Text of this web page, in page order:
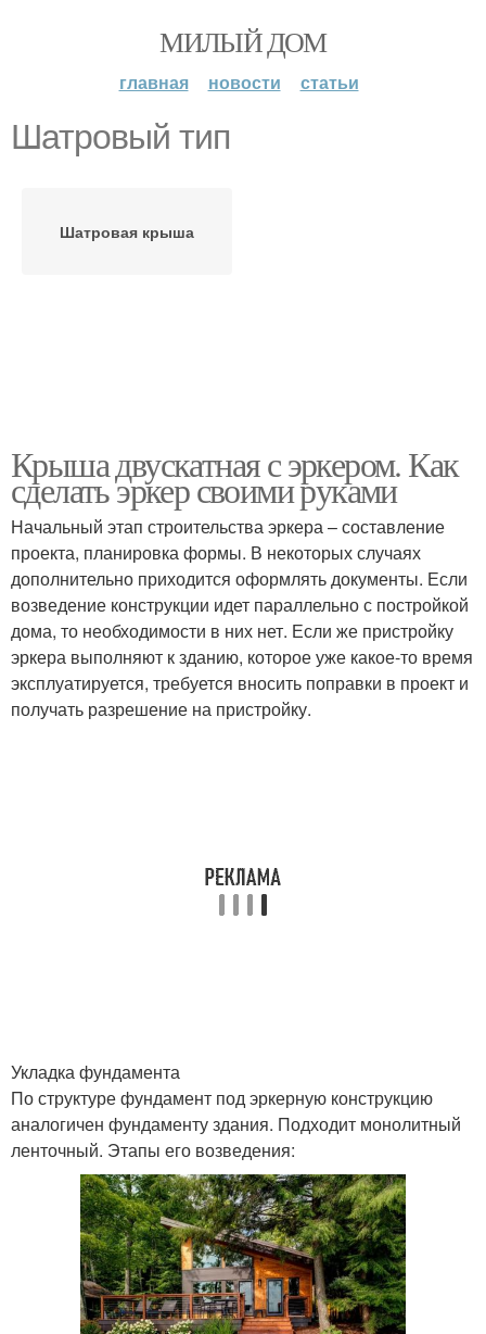
МИЛЫЙ ДОМ
главная новости статьи
Шатровый тип
Шатровая крыша
Крыша двускатная с эркером. Как
сделать эркер своими руками
Начальный этап строительства эркера – составление
проекта, планировка формы. В некоторых случаях
дополнительно приходится оформлять документы. Если
возведение конструкции идет параллельно с постройкой
дома, то необходимости в них нет. Если же пристройку
эркера выполняют к зданию, которое уже какое-то время
эксплуатируется, требуется вносить поправки в проект и
получать разрешение на пристройку.
Укладка фундамента
По структуре фундамент под эркерную конструкцию
аналогичен фундаменту здания. Подходит монолитный
ленточный. Этапы его возведения: